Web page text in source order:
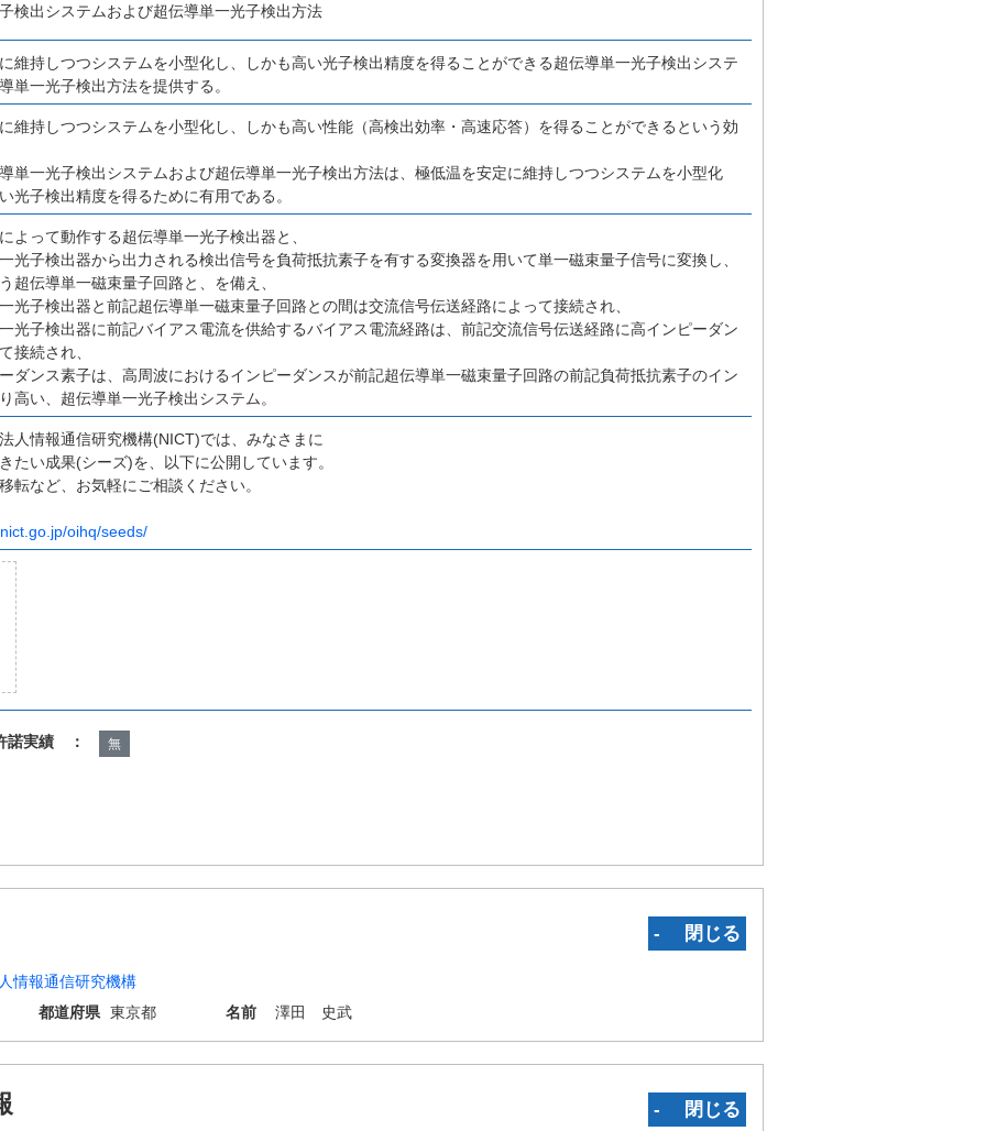
検出システムおよび超伝導単一光子検出方法
維持しつつシステムを小型化し、しかも高い光子検出精度を得ることができる超伝導単一光子検出システ
単一光子検出方法を提供する。
維持しつつシステムを小型化し、しかも高い性能（高検出効率・高速応答）を得ることができるという効
単一光子検出システムおよび超伝導単一光子検出方法は、極低温を安定に維持しつつシステムを小型化
光子検出精度を得るために有用である。
よって動作する超伝導単一光子検出器と、
光子検出器から出力される検出信号を負荷抵抗素子を有する変換器を用いて単一磁束量子信号に変換し、
超伝導単一磁束量子回路と、を備え、
光子検出器と前記超伝導単一磁束量子回路との間は交流信号伝送経路によって接続され、
光子検出器に前記バイアス電流を供給するバイアス電流経路は、前記交流信号伝送経路に高インピーダン
接続され、
ダンス素子は、高周波におけるインピーダンスが前記超伝導単一磁束量子回路の前記負荷抵抗素子のイン
高い、超伝導単一光子検出システム。
人情報通信研究機構(NICT)では、みなさまに
たい成果(シーズ)を、以下に公開しています。
転など、お気軽にご相談ください。
oihq/seeds/
諾実績 ： 無
‐ 閉じる
情報通信研究機構
都道府県 東京都 名前 澤田 史武
‐ 閉じる